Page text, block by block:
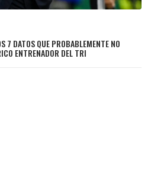
7 DATOS QUE PROBABLEMENTE NO
ENTRENADOR DEL TRI